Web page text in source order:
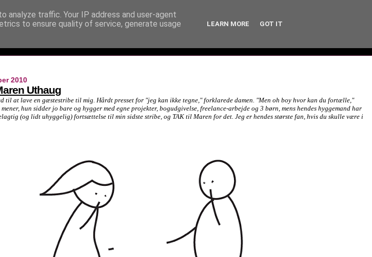
2010
Uthaug
til at lave en gæstestribe til mig. Hårdt presset for "jeg kan ikke tegne," forklarede damen. "Men oh boy hvor kan du fortælle,"
hun sidder jo bare og hygger med egne projekter, bogudgivelse, freelance-arbejde og 3 børn, mens hendes hyggemand har
(og lidt uhyggelig) fortsættelse til min sidste stribe, og TAK til Maren for det. Jeg er hendes største fan, hvis du skulle være i
analyze traffic. Your IP address and user-agent
to ensure quality of service, generate usage
LEARN MORE GOT IT